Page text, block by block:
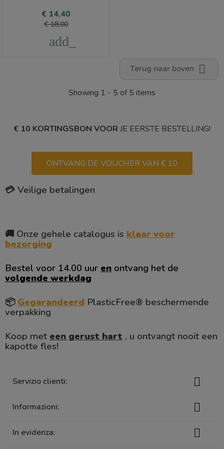
Prijs
€ 14,40Normale
€ 18,00
add_shopping_cart
Terug naar boven 
Showing 1 - 5 of 5 items
€ 10 KORTINGSBON VOOR JE EERSTE BESTELLING!
ONTVANG DE VOUCHER VAN € 10
💳 Veilige betalingen
🚚 Onze gehele catalogus is klaar voor
bezorging
Bestel voor 14.00 uur en ontvang het de
volgende werkdag
📦 Gegarandeerd PlasticFree® beschermende
verpakking
Koop met een gerust hart , u ontvangt nooit een
kapotte fles!
Servizio clienti: 
Informazioni: 
In evidenza: 